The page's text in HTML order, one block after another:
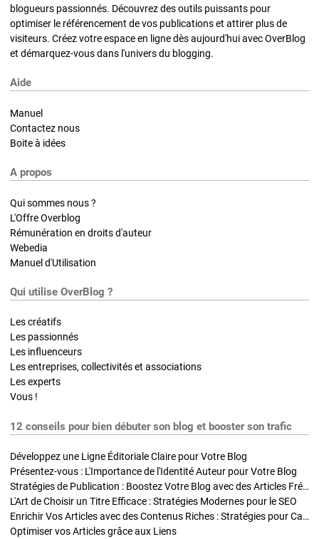
blogueurs passionnés. Découvrez des outils puissants pour
optimiser le référencement de vos publications et attirer plus de
visiteurs. Créez votre espace en ligne dès aujourd'hui avec OverBlog
et démarquez-vous dans l'univers du blogging.
Aide
Manuel
Contactez nous
Boite à idées
A propos
Qui sommes nous ?
L'Offre Overblog
Rémunération en droits d'auteur
Webedia
Manuel d'Utilisation
Qui utilise OverBlog ?
Les créatifs
Les passionnés
Les influenceurs
Les entreprises, collectivités et associations
Les experts
Vous !
12 conseils pour bien débuter son blog et booster son trafic
Développez une Ligne Éditoriale Claire pour Votre Blog
Présentez-vous : L'Importance de l'Identité Auteur pour Votre Blog
Stratégies de Publication : Boostez Votre Blog avec des Articles Fréquents et Exclusifs
L'Art de Choisir un Titre Efficace : Stratégies Modernes pour le SEO
Enrichir Vos Articles avec des Contenus Riches : Stratégies pour Captiver et Optimiser
Optimiser vos Articles grâce aux Liens